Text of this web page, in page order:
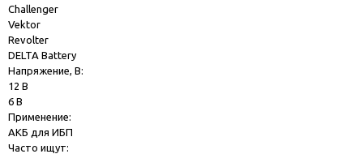
Challenger
Vektor
Revolter
DELTA Battery
Напряжение, В:
12 В
6 В
Применение:
АКБ для ИБП
Часто ищут: